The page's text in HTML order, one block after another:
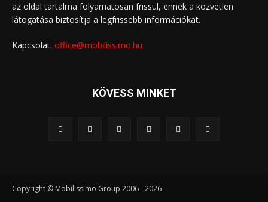
az oldal tartalma folyamatosan frissül, ennek a közvetlen
látogatása biztosítja a legfrissebb információkat.
Kapcsolat: office@mobilissimo.hu
KÖVESS MINKET
Copyright © Mobilissimo Group 2006 - 2026